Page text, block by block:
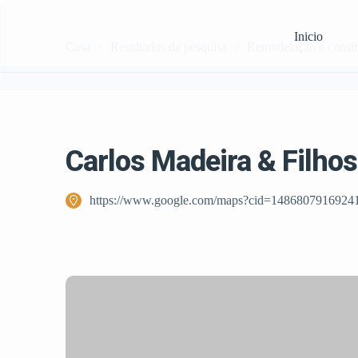
Inicio
Remodelação e
Carlos Madeira &
https://www.google.com/